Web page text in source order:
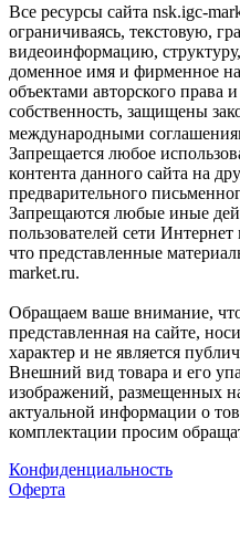
Все ресурсы сайта nsk.igc-
ограничиваясь, текстовую,
видеоинформацию,
доменное имя и фирменное
объектами авторского права
собственность, защищены
международными
Запрещается любое
контента данного сайта на
предварительного
Запрещаются любые иные
пользователей сети
что представленные
market.ru.
Обращаем ваше внимание,
представленная на сайте,
характер и не является
Внешний вид товара и его
изображений, размещенных
актуальной информации о
комплектации просим
Конфиденциальность
Оферта